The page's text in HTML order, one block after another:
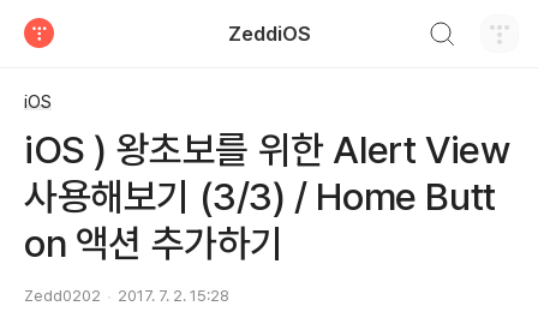
ZeddiOS
iOS
iOS ) 왕초보를 위한 Alert View
사용해보기 (3/3) / Home Butt
on 액션 추가하기
Zedd0202 2017. 7. 2. 15:28